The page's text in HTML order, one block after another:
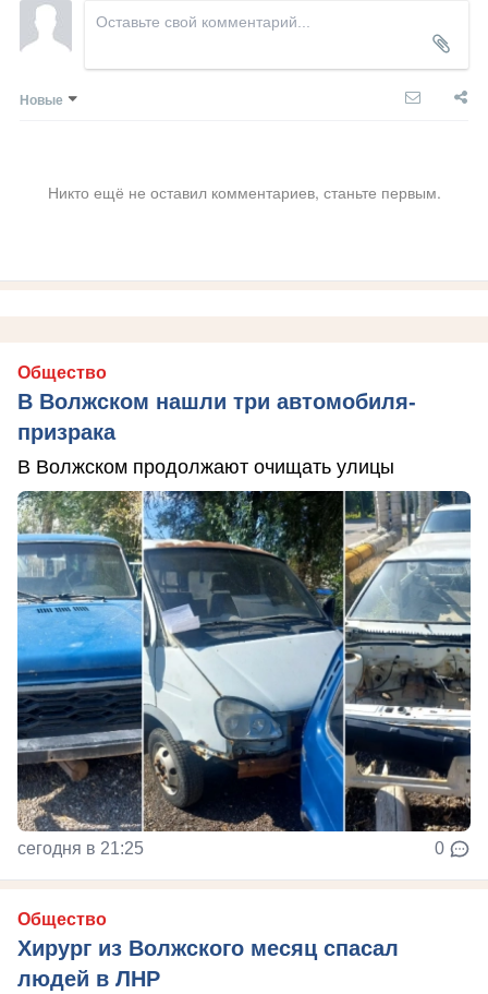
Новые
Никто ещё не оставил комментариев, станьте первым.
Общество
В Волжском нашли три автомобиля-
призрака
В Волжском продолжают очищать улицы
сегодня в 21:25 0
Общество
Хирург из Волжского месяц спасал
людей в ЛНР